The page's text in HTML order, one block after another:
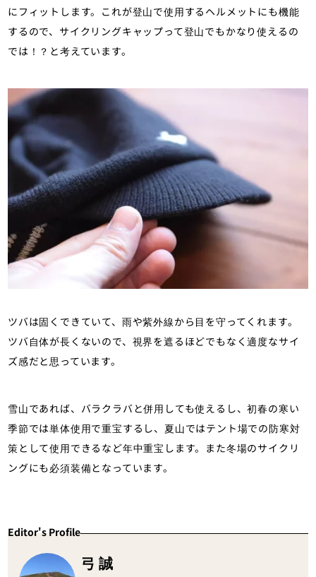
にフィットします。これが登山で使用するヘルメットにも機能
するので、サイクリングキャップって登山でもかなり使えるの
では！？と考えています。
ツバは固くできていて、雨や紫外線から目を守ってくれます。
ツバ自体が長くないので、視界を遮るほどでもなく適度なサイ
ズ感だと思っています。
雪山であれば、バラクラバと併用しても使えるし、初春の寒い
季節では単体使用で重宝するし、夏山ではテント場での防寒対
策として使用できるなど年中重宝します。また冬場のサイクリ
ングにも必須装備となっています。
Editor's Profile
弓 誠